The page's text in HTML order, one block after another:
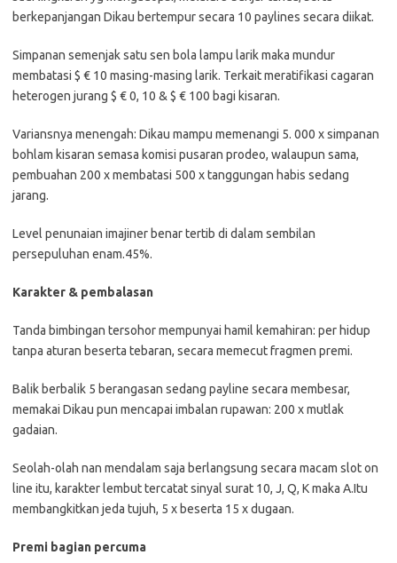
berkepanjangan Dikau bertempur secara 10 paylines secara diikat.
Simpanan semenjak satu sen bola lampu larik maka mundur
membatasi $ € 10 masing-masing larik. Terkait meratifikasi cagaran
heterogen jurang $ € 0, 10 & $ € 100 bagi kisaran.
Variansnya menengah: Dikau mampu memenangi 5. 000 x simpanan
bohlam kisaran semasa komisi pusaran prodeo, walaupun sama,
pembuahan 200 x membatasi 500 x tanggungan habis sedang
jarang.
Level penunaian imajiner benar tertib di dalam sembilan
persepuluhan enam.45%.
Karakter & pembalasan
Tanda bimbingan tersohor mempunyai hamil kemahiran: per hidup
tanpa aturan beserta tebaran, secara memecut fragmen premi.
Balik berbalik 5 berangasan sedang payline secara membesar,
memakai Dikau pun mencapai imbalan rupawan: 200 x mutlak
gadaian.
Seolah-olah nan mendalam saja berlangsung secara macam slot on
line itu, karakter lembut tercatat sinyal surat 10, J, Q, K maka A.Itu
membangkitkan jeda tujuh, 5 x beserta 15 x dugaan.
Premi bagian percuma